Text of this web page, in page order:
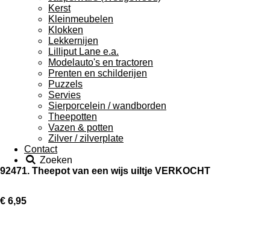
Kerst
Kleinmeubelen
Klokken
Lekkernijen
Lilliput Lane e.a.
Modelauto's en tractoren
Prenten en schilderijen
Puzzels
Servies
Sierporcelein / wandborden
Theepotten
Vazen & potten
Zilver / zilverplate
Contact
Zoeken
92471. Theepot van een wijs uiltje VERKOCHT
€ 6,95